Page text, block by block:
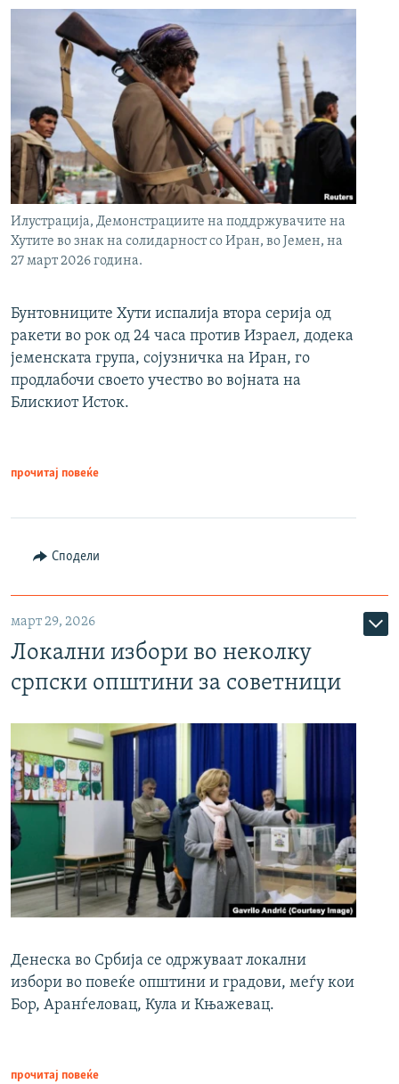
Илустрација, Демонстрациите на поддржувачите на
Хутите во знак на солидарност со Иран, во Јемен, на
27 март 2026 година.
Бунтовниците Хути испалија втора серија од
ракети во рок од 24 часа против Израел, додека
јеменската група, сојузничка на Иран, го
продлабочи своето учество во војната на
Блискиот Исток.
прочитај повеќе
Сподели
март 29, 2026
Локални избори во неколку
српски општини за советници
Денеска во Србија се одржуваат локални
избори во повеќе општини и градови, меѓу кои
Бор, Аранѓеловац, Кула и Књажевац.
прочитај повеќе